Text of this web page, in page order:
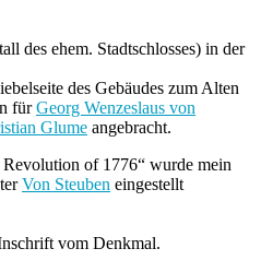
des ehem. Stadtschlosses) in der
des Gebäudes zum Alten
fürGeorg Wenzeslaus von
Glume angebracht.
of 1776“ wurde mein
Von Steuben eingestellt
vom Denkmal.